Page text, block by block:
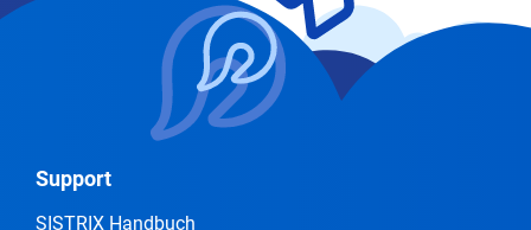
Support
SISTRIX Handbuch